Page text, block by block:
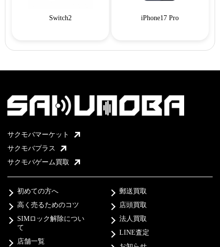
Switch2 iPhone17 Pro
サクモバマーケット
サクモバプラス
サクモバゲーム買取
初めての方へ
高く売るためのコツ
SIMロック解除につい
て
店舗一覧
郵送買取
店頭買取
法人買取
LINE査定